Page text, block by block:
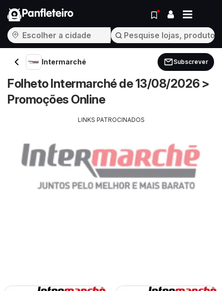
Panfleteiro
Intermarché Subscrever
Folheto Intermarché de 13/08/2026 >
Promoções Online
LINKS PATROCINADOS